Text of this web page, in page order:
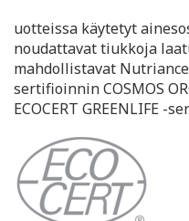
uotteissa käytetyt
noudattavat tiukkoja
mahdollistavat
sertifioinnin COSMOS
ECOCERT GREENLIFE